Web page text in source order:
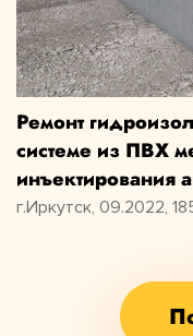
Ремонт
системе из ПВХ
инъектирования
г.Иркутск, 09.2022,